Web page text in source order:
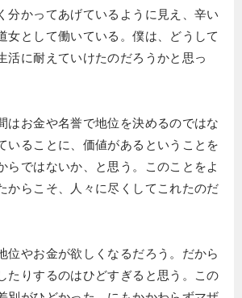
分かってあげているように見え、辛い
女として働いている。僕は、どうして
活に耐えていけたのだろうかと思っ
はお金や名誉で地位を決めるのではな
いることに、価値があるということを
らではないか、と思う。このことをよ
からこそ、人々に尽くしてこれたのだ
位やお金が欲しくなるだろう。だから
たりするのはひどすぎると思う。この